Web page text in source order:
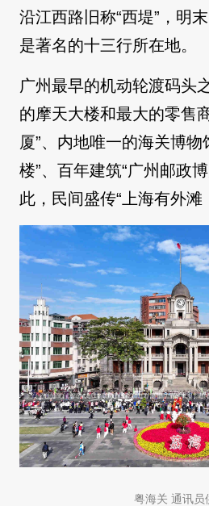
沿江西路旧称“西堤”，明
是著名的十三行所在地。
广州最早的机动轮渡码头
的摩天大楼和最大的零售
厦”、内地唯一的海关博物
楼”、百年建筑“广州邮政
此，民间盛传“上海有外滩
粤海关 通讯员